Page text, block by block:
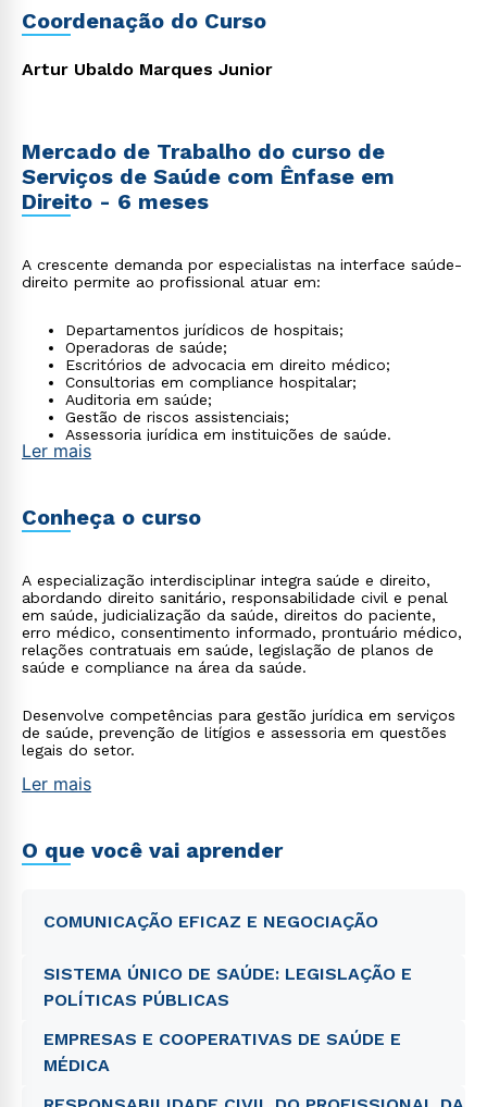
Coordenação do Curso
Artur Ubaldo Marques Junior
Mercado de Trabalho do curso de
Serviços de Saúde com Ênfase em
Direito - 6 meses
A crescente demanda por especialistas na interface saúde-
direito permite ao profissional atuar em:
Departamentos jurídicos de hospitais;
Operadoras de saúde;
Escritórios de advocacia em direito médico;
Consultorias em compliance hospitalar;
Auditoria em saúde;
Gestão de riscos assistenciais;
Assessoria jurídica em instituições de saúde.
Ler mais
Conheça o curso
A especialização interdisciplinar integra saúde e direito,
abordando direito sanitário, responsabilidade civil e penal
em saúde, judicialização da saúde, direitos do paciente,
erro médico, consentimento informado, prontuário médico,
relações contratuais em saúde, legislação de planos de
saúde e compliance na área da saúde.
Desenvolve competências para gestão jurídica em serviços
de saúde, prevenção de litígios e assessoria em questões
legais do setor.
Ler mais
O que você vai aprender
COMUNICAÇÃO EFICAZ E NEGOCIAÇÃO
SISTEMA ÚNICO DE SAÚDE: LEGISLAÇÃO E
POLÍTICAS PÚBLICAS
EMPRESAS E COOPERATIVAS DE SAÚDE E
MÉDICA